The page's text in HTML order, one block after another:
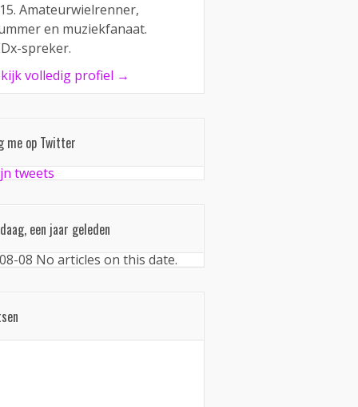
Amateurwielrenner,
en muziekfanaat.
spreker.
volledig profiel →
me op Twitter
tweets
een jaar geleden
08 No articles on this date.